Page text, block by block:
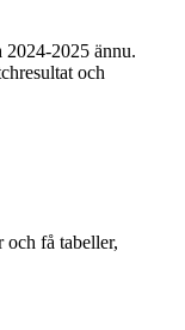
2024-2025 ännu.
och
och få tabeller,